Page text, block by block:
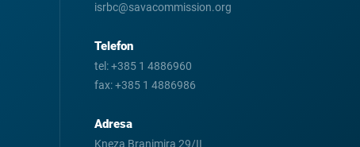
isrbc@savacommission.org
Telefon
tel:+385 1 4886960
fax:+385 1 4886986
Adresa
Kneza Branimira 29/II